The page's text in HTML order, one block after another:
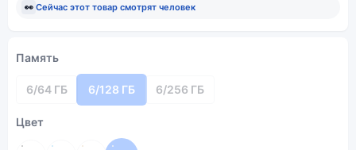
👀 Сейчас этот товар смотрят человек
Память
6/64 ГБ 6/128 ГБ 6/256 ГБ
Цвет